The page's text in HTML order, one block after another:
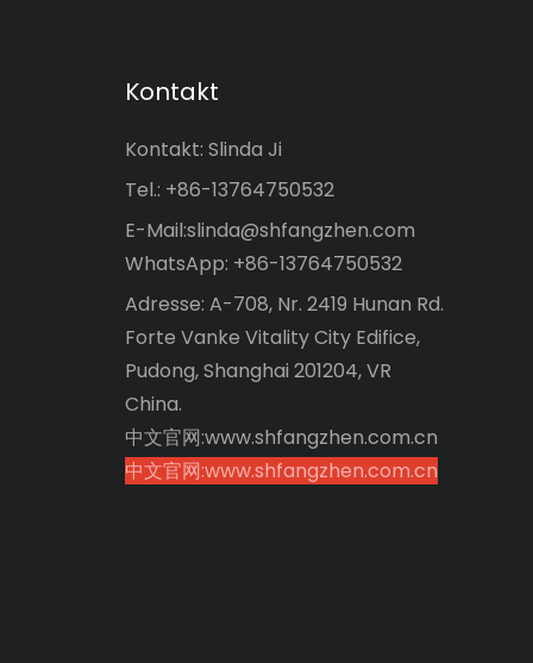
Kontakt
Kontakt: Slinda Ji
Tel.: +86-13764750532
E-Mail:slinda@shfangzhen.com
WhatsApp: +86-13764750532
Adresse: A-708, Nr. 2419 Hunan Rd.
Forte Vanke Vitality City Edifice,
Pudong, Shanghai 201204, VR
China.
中文官网:www.shfangzhen.com.cn
中文官网:www.shfangzhen.com.cn